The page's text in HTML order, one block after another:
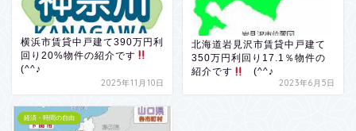
横浜市賃貸中戸建て390万円利
回り20%物件の紹介です
(^^♪
2025年11月10日
北海道岩見沢市賃貸中戸建て
350万円利回り17.1％物件の
紹介です
(^^♪
2023年6月5日
経済・時間の自由